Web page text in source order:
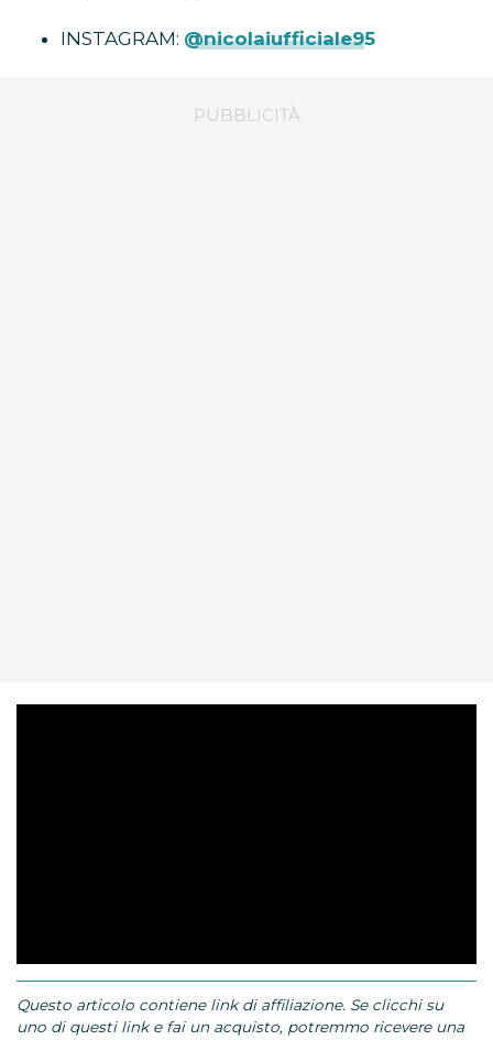
INSTAGRAM: @nicolaiufficiale95
Questo articolo contiene link di affiliazione. Se clicchi su
uno di questi link e fai un acquisto, potremmo ricevere una